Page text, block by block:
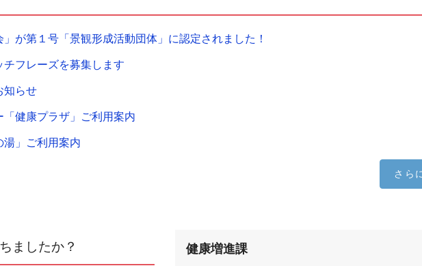
」が第１号「景観形成活動団体」に認定されました！
フレーズを募集します
らせ
健康プラザ」ご利用案内
湯」ご利用案内
さら
ましたか？ 健康増進課